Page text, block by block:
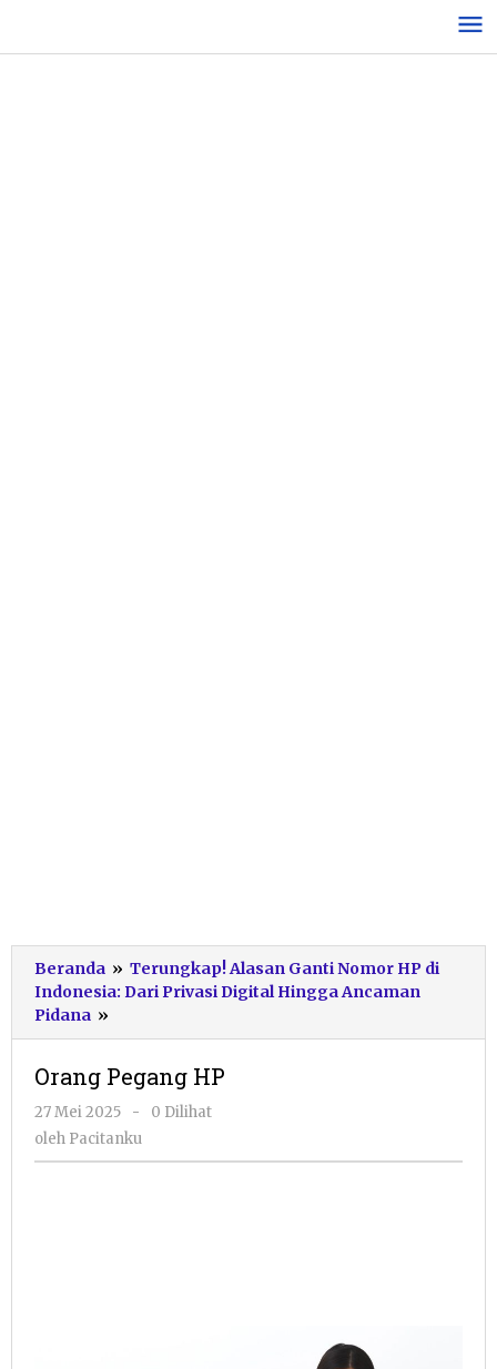
konten
Beranda » Terungkap! Alasan Ganti Nomor HP di
Indonesia: Dari Privasi Digital Hingga Ancaman
Pidana »
Pegang
Orang Pegang HP
27 Mei 2025
oleh
Pacitanku
-
0 Dilihat
oleh Pacitanku